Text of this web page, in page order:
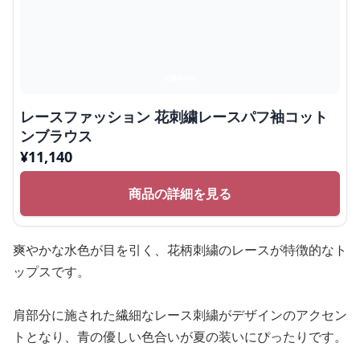
レースファッション 花刺繍レースパフ袖コット
ンブラウス
¥11,140
商品の詳細を見る
爽やかな水色が目を引く、花柄刺繍のレースが特徴的なト
ップスです。
肩部分に施された繊細なレース刺繍がデザインのアクセン
トとなり、青の優しい色合いが夏の装いにぴったりです。